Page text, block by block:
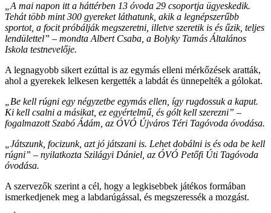
„A mai napon itt a háttérben 13 óvoda 29 csoportja ügyeskedik.
Tehát több mint 300 gyereket láthatunk, akik a legnépszerűbb
sportot, a focit próbálják megszeretni, illetve szeretik is és űzik, teljes
lendülettel” – mondta Albert Csaba, a Bolyky Tamás Általános
Iskola testnevelője.
A legnagyobb sikert ezúttal is az egymás elleni mérkőzések aratták,
ahol a gyerekek lelkesen kergették a labdát és ünnepelték a gólokat.
„Be kell rúgni egy négyzetbe egymás ellen, így rugdossuk a kaput.
Ki kell csalni a másikat, ez egyértelmű, és gólt kell szerezni” –
fogalmazott Szabó Ádám, az ÓVÓ Újváros Téri Tagóvoda óvodása.
„Játszunk, focizunk, azt jó játszani is. Lehet dobálni is és oda be kell
rúgni” – nyilatkozta Szilágyi Dániel, az ÓVÓ Petőfi Úti Tagóvoda
óvodása.
A szervezők szerint a cél, hogy a legkisebbek játékos formában
ismerkedjenek meg a labdarúgással, és megszeressék a mozgást.